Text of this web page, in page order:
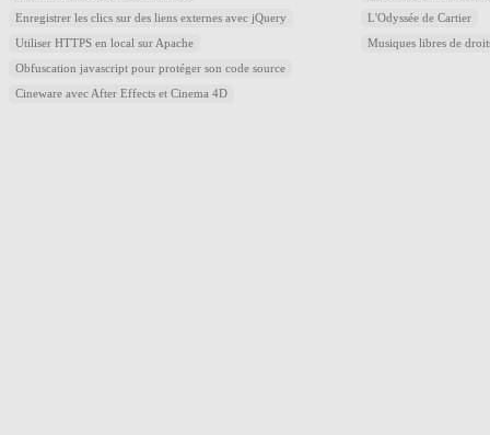
Enregistrer les clics sur des liens externes avec jQuery
Utiliser HTTPS en local sur Apache
Obfuscation javascript pour protéger son code source
Cineware avec After Effects et Cinema 4D
L'Odyssée de Cartier
Musiques libres de